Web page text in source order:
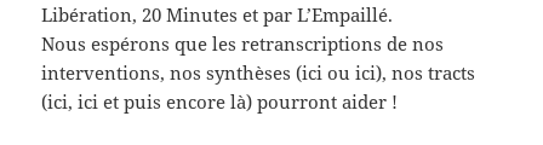
Libération, 20 Minutes et par L’Empaillé.
Nous espérons que les retranscriptions de nos
interventions, nos synthèses (ici ou ici), nos tracts
(ici, ici et puis encore là) pourront aider !